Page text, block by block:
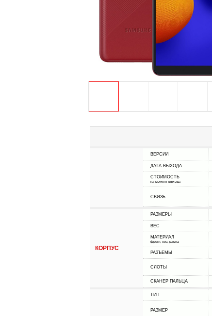
ВЕРСИИ
ДАТА ВЫХОДА
СТОИМОСТЬ
на момент выхода
СВЯЗЬ
КОРПУС
РАЗМЕРЫ
ВЕС
МАТЕРИАЛ
фронт, низ, рамка
РАЗЪЕМЫ
СЛОТЫ
СКАНЕР ПАЛЬЦА
ТИП
РАЗМЕР